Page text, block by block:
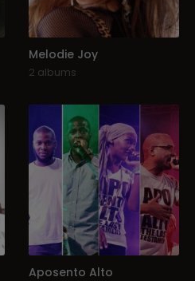
Melodie Joy
2 albums
Aposento Alto